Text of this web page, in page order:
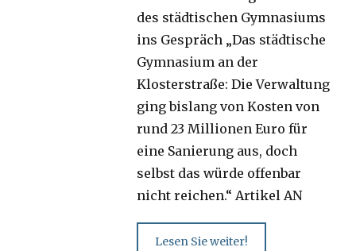
des städtischen Gymnasiums
ins Gespräch „Das städtische
Gymnasium an der
Klosterstraße: Die Verwaltung
ging bislang von Kosten von
rund 23 Millionen Euro für
eine Sanierung aus, doch
selbst das würde offenbar
nicht reichen.“ Artikel AN
Lesen Sie weiter!